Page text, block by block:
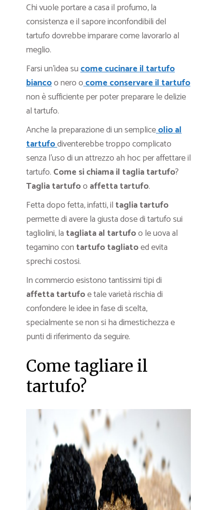
Chi vuole portare a casa il profumo, la
consistenza e il sapore inconfondibili del
tartufo dovrebbe imparare come lavorarlo al
meglio.
Farsi un’idea sucome cucinare il tartufo
biancoo nero ocome conservare il tartufo
non è sufficiente per poter preparare le delizie
al tartufo.
Anche la preparazione di un sempliceolio al
tartufodiventerebbe troppo complicato
senza l’uso di un attrezzo ah hoc per affettare il
tartufo. Come si chiama il taglia tartufo?
Taglia tartufoo affetta tartufo.
Fetta dopo fetta, infatti, il taglia tartufo
permette di avere la giusta dose di tartufo sui
tagliolini, la tagliata al tartufoo le uova al
tegamino con tartufo tagliatoed evita
sprechi costosi.
In commercio esistono tantissimi tipi di
affetta tartufoe tale varietà rischia di
confondere le idee in fase di scelta,
specialmente se non si ha dimestichezza e
punti di riferimento da seguire.
Come tagliare il
tartufo?